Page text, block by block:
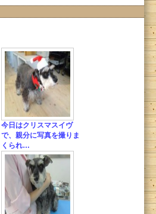
今日はクリスマスイヴ
で、親分に写真を撮りま
くられ…